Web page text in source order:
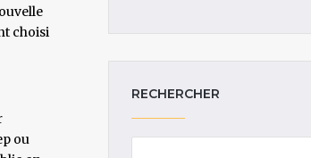
choisi
ou
RECHERCHER